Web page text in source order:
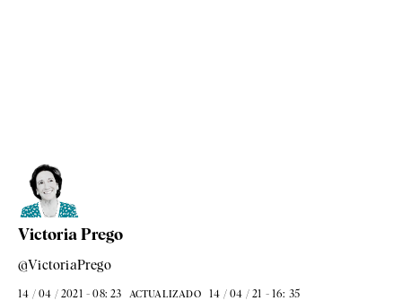
Victoria Prego
@VictoriaPrego
14 / 04 / 2021 - 08: 23 ACTUALIZADO 14 / 04 / 21 - 16: 35